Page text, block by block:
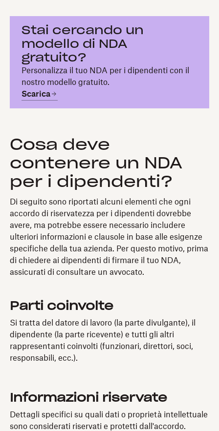
Stai cercando un
modello di NDA
gratuito?
Personalizza il tuo NDA per i dipendenti con il
nostro modello gratuito.
Scarica
Cosa deve
contenere un NDA
per i dipendenti?
Di seguito sono riportati alcuni elementi che ogni
accordo di riservatezza per i dipendenti dovrebbe
avere, ma potrebbe essere necessario includere
ulteriori informazioni e clausole in base alle esigenze
specifiche della tua azienda. Per questo motivo, prima
di chiedere ai dipendenti di firmare il tuo NDA,
assicurati di consultare un avvocato.
Parti coinvolte
Si tratta del datore di lavoro (la parte divulgante), il
dipendente (la parte ricevente) e tutti gli altri
rappresentanti coinvolti (funzionari, direttori, soci,
responsabili, ecc.).
Informazioni riservate
Dettagli specifici su quali dati o proprietà intellettuale
sono considerati riservati e protetti dall'accordo.